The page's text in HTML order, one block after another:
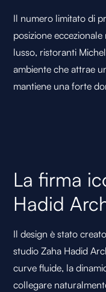
Il numero limitato di
posizione
lusso, ristoranti
ambiente che attrae
mantiene una forte
La firma
Hadid
Il design è stato
studio Zaha Hadid
curve fluide, la
collegare